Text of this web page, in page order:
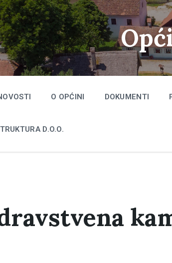
O OPĆINI DOKUMENTI
D.O.O.